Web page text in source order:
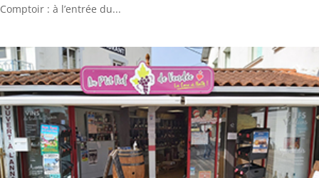
Comptoir : à l’entrée du...